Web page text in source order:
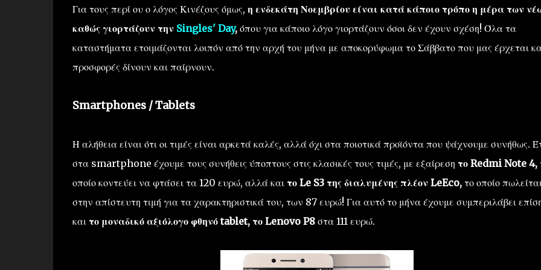
Για τους περί ου ο λόγος Κινέζους όμως, η ενδεκάτη Νοεμβρίου είναι κατά κάποιο τρόπο η μέρα των
καθώς γιορτάζουν την Singles' Day,όπου για κάποιο λόγο γιορτάζουν όσοι δεν έχουν σχέση! Όλα τα
καταστήματα ετοιμάζονται λοιπόν από την αρχή του μήνα με αποκορύφωμα το Σάββατο που μας έρχεται
προσφορές δίνουν και παίρνουν.
Smartphones / Tablets
Η αλήθεια είναι ότι οι τιμές είναι αρκετά καλές, αλλά όχι στα ποιοτικά προϊόντα που ψάχνουμε συνήθως.
στα smartphone έχουμε τους συνήθεις ύποπτους στις κλασικές τους τιμές, με εξαίρεση το Redmi Note 4,
οποίο κοντεύει να φτάσει τα 120 ευρώ, αλλά και το Le S3 της διαλυμένης πλέον LeEco,το οποίο
στην απίστευτη τιμή για τα χαρακτηριστικά του, των 87 ευρώ! Για αυτό το μήνα έχουμε συμπεριλάβει
και το μοναδικό αξιόλογο φθηνό tablet, το Lenovo P8στα 111 ευρώ.